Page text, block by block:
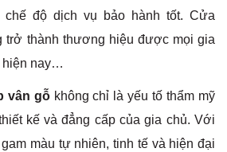
độ dịch vụ bảo hành tốt. Cửa
trở thành thương hiệu được mọi gia
hiện nay…
vân gỗkhông chỉ là yếu tố thẩm mỹ
kế và đẳng cấp của gia chủ. Với
màu tự nhiên, tinh tế và hiện đại